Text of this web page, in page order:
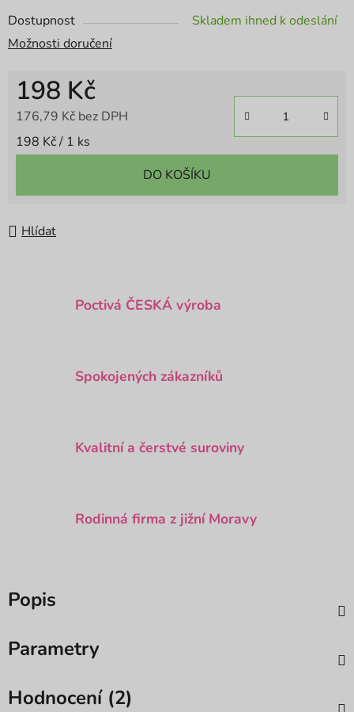
Dostupnost
Skladem ihned k odeslání
Možnosti doručení
198 Kč
176,79 Kč bez DPH
Měrná cena:
198 Kč / 1 ks
DO KOŠÍKU
Hlídat
Poctivá ČESKÁ výroba
Spokojených zákazníků
Kvalitní a čerstvé suroviny
Rodinná firma z jižní Moravy
Popis
Parametry
Hodnocení (2)